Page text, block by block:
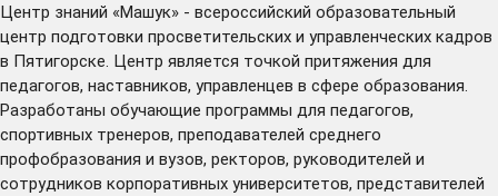
Центр знаний «Машук» - всероссийский образовательный
центр подготовки просветительских и управленческих кадров
в Пятигорске. Центр является точкой притяжения для
педагогов, наставников, управленцев в сфере образования.
Разработаны обучающие программы для педагогов,
спортивных тренеров, преподавателей среднего
профобразования и вузов, ректоров, руководителей и
сотрудников корпоративных университетов, представителей